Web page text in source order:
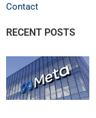
Contact
RECENT POSTS